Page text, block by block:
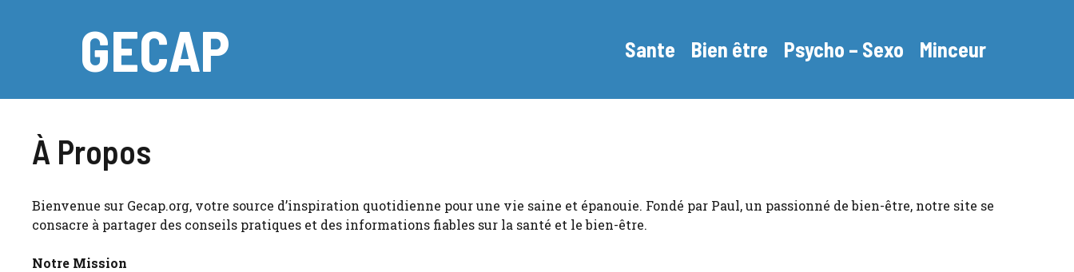
GECAP Sante Bien être Psycho – Sexo Minceur
À Propos
Bienvenue sur Gecap.org, votre source d’inspiration quotidienne pour une vie saine et épanouie. Fondé par Paul, un passionné de bien-être, notre site se
consacre à partager des conseils pratiques et des informations fiables sur la santé et le bien-être.
Notre Mission